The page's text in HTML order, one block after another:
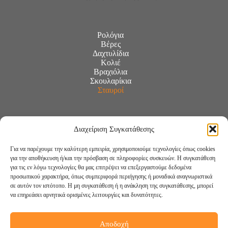
Διαχείριση Συγκατάθεσης
Για να παρέχουμε την καλύτερη εμπειρία, χρησιμοποιούμε τεχνολογίες όπως cookies
για την αποθήκευση ή/και την πρόσβαση σε πληροφορίες συσκευών. Η συγκατάθεση
για τις εν λόγω τεχνολογίες θα μας επιτρέψει να επεξεργαστούμε δεδομένα
προσωπικού χαρακτήρα, όπως συμπεριφορά περιήγησης ή μοναδικά αναγνωριστικά
σε αυτόν τον ιστότοπο. Η μη συγκατάθεση ή η ανάκληση της συγκατάθεσης, μπορεί
να επηρεάσει αρνητικά ορισμένες λειτουργίες και δυνατότητες.
Αποδοχή
Ρολόγια
Βέρες
Δαχτυλίδια
Κολιέ
Βραχιόλια
Σκουλαρίκια
Σταυροί